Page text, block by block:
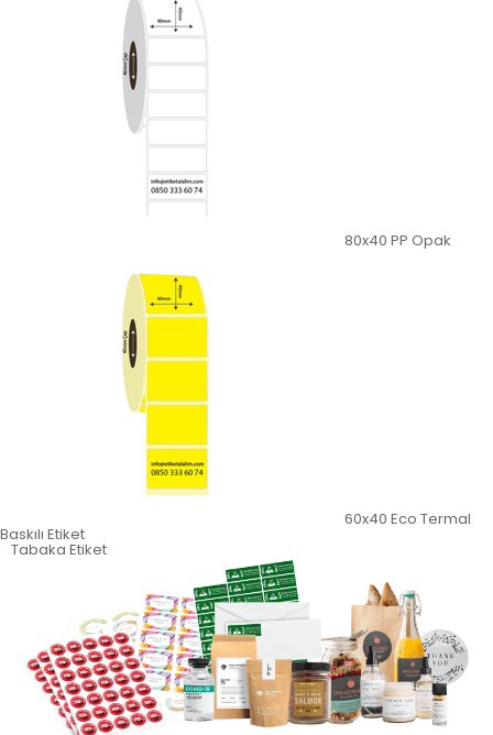
80x40 PP Opak
60x40 Eco Termal
Baskılı Etiket
Tabaka Etiket